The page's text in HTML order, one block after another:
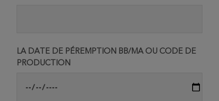
LA DATE DE PÉREMPTION BB/MA OU CODE DE
PRODUCTION